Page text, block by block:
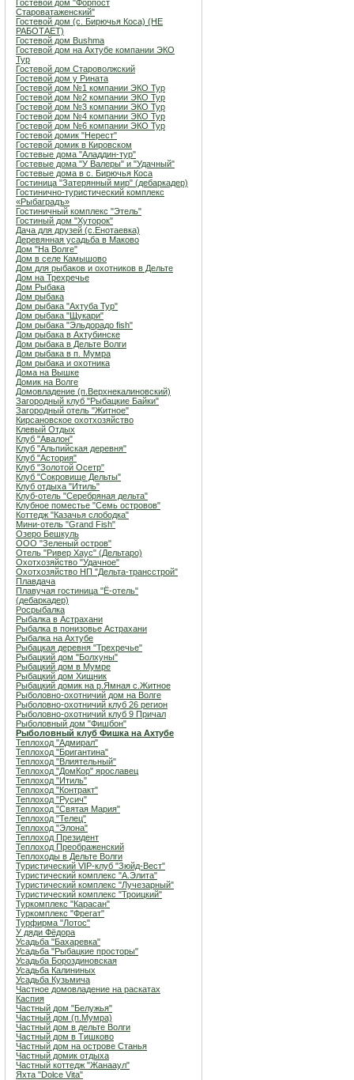
Гостевой дом "Форпост
Староватаженский"
Гостевой дом (с. Бирючья Коса) (НЕ
РАБОТАЕТ)
Гостевой дом Bushma
Гостевой дом на Ахтубе компании ЭКО
Тур
Гостевой дом Староволжский
Гостевой дом у Рината
Гостевой дом №1 компании ЭКО Тур
Гостевой дом №2 компании ЭКО Тур
Гостевой дом №3 компании ЭКО Тур
Гостевой дом №4 компании ЭКО Тур
Гостевой дом №6 компании ЭКО Тур
Гостевой домик "Нерест"
Гостевой домик в Кировском
Гостевые дома "Аладдин-тур"
Гостевые дома "У Валеры" и "Удачный"
Гостевые дома в с. Бирючья Коса
Гостиница "Затерянный мир" (дебаркадер)
Гостинично-туристический комплекс
«Рыбаградъ»
Гостиничный комплекс "Этель"
Гостиный дом "Хуторок"
Дача для друзей (с.Енотаевка)
Деревянная усадьба в Маково
Дом "На Волге"
Дом в селе Камышово
Дом для рыбаков и охотников в Дельте
Дом на Трехречье
Дом Рыбака
Дом рыбака
Дом рыбака "Ахтуба Тур"
Дом рыбака "Щукари"
Дом рыбака "Эльдорадо fish"
Дом рыбака в Ахтубинске
Дом рыбака в Дельте Волги
Дом рыбака в п. Мумра
Дом рыбака и охотника
Дома на Вышке
Домик на Волге
Домовладение (п.Верхнекалиновский)
Загородный клуб "Рыбацкие Байки"
Загородный отель "Житное"
Кирсановское охотхозяйство
Клевый Отдых
Клуб "Авалон"
Клуб "Альпийская деревня"
Клуб "Астория"
Клуб "Золотой Осетр"
Клуб "Сокровище Дельты"
Клуб отдыха "Итиль"
Клуб-отель "Серебряная дельта"
Клубное поместье "Семь островов"
Коттедж "Казачья слободка"
Мини-отель "Grand Fish"
Озеро Бешкуль
ООО "Зеленый остров"
Отель "Ривер Хаус" (Дельтаро)
Охотхозяйство "Удачное"
Охотхозяйство НП "Дельта-трансстрой"
Плавдача
Плавучая гостиница "Ё-отель"
(дебаркадер)
Росрыбалка
Рыбалка в Астрахани
Рыбалка в понизовье Астрахани
Рыбалка на Ахтубе
Рыбацкая деревня "Трехречье"
Рыбацкий дом "Болхуны"
Рыбацкий дом в Мумре
Рыбацкий дом Хищник
Рыбацкий домик на р.Ямная с.Житное
Рыболовно-охотничий дом на Волге
Рыболовно-охотничий клуб 26 регион
Рыболовно-охотничий клуб 9 Причал
Рыболовный дом "Фишбон"
Рыболовный клуб Фишка на Ахтубе
Теплоход "Адмирал"
Теплоход "Бригантина"
Теплоход "Влиятельный"
Теплоход "ДомКор" ярославец
Теплоход "Итиль"
Теплоход "Контракт"
Теплоход "Русич"
Теплоход "Святая Мария"
Теплоход "Телец"
Теплоход "Элона"
Теплоход Президент
Теплоход Преображенский
Теплоходы в Дельте Волги
Туристический VIP-клуб "Зюйд-Вест"
Туристический комплекс "А.Элита"
Туристический комплекс "Лучезарный"
Туристический комплекс "Троицкий"
Туркомплекс "Карасан"
Туркомплекс "Фрегат"
Турфирма "Лотос"
У дяди Фёдора
Усадьба "Бахаревка"
Усадьба "Рыбацкие просторы"
Усадьба Бороздиновская
Усадьба Калининых
Усадьба Кузьмича
Частное домовладение на раскатах
Каспия
Частный дом "Белужья"
Частный дом (п.Мумра)
Частный дом в дельте Волги
Частный дом в Тишково
Частный дом на острове Станья
Частный домик отдыха
Частный коттедж "Жанааул"
Яхта "Dolce Vita"